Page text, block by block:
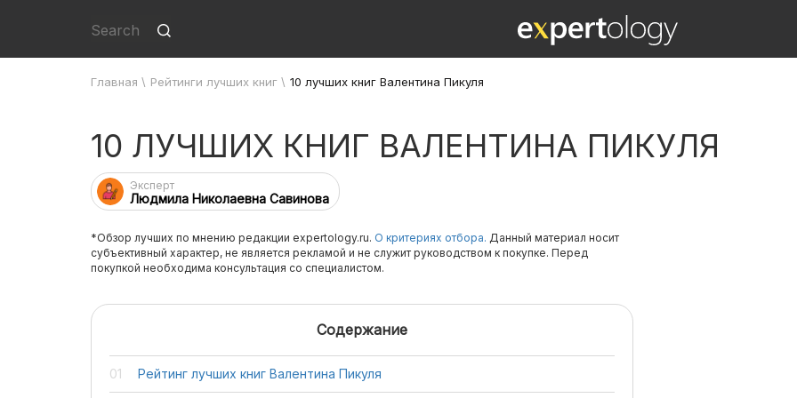
Главная \ Рейтинги лучших книг \ 10 лучших книг Валентина Пикуля
10 ЛУЧШИХ КНИГ ВАЛЕНТИНА ПИКУЛЯ
Эксперт
Людмила Николаевна Савинова
*Обзор лучших по мнению редакции expertology.ru. О критериях отбора. Данный материал носит
субъективный характер, не является рекламой и не служит руководством к покупке. Перед
покупкой необходима консультация со специалистом.
Содержание
Рейтинг лучших книг Валентина Пикуля